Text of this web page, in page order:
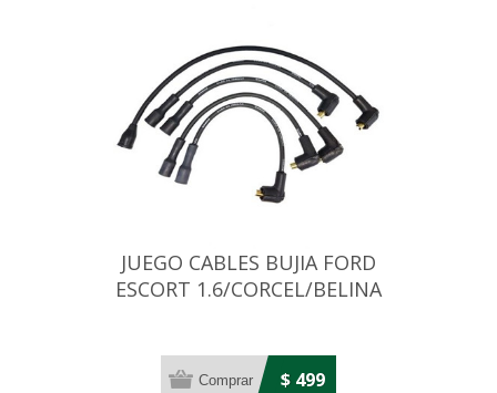
JUEGO CABLES BUJIA FORD
ESCORT 1.6/CORCEL/BELINA
$ 499